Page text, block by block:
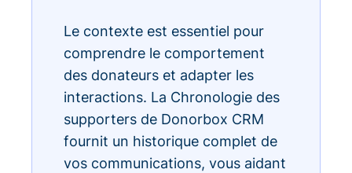
Le contexte est essentiel pour
comprendre le comportement
des donateurs et adapter les
interactions. La Chronologie des
supporters de Donorbox CRM
fournit un historique complet de
vos communications, vous aidant